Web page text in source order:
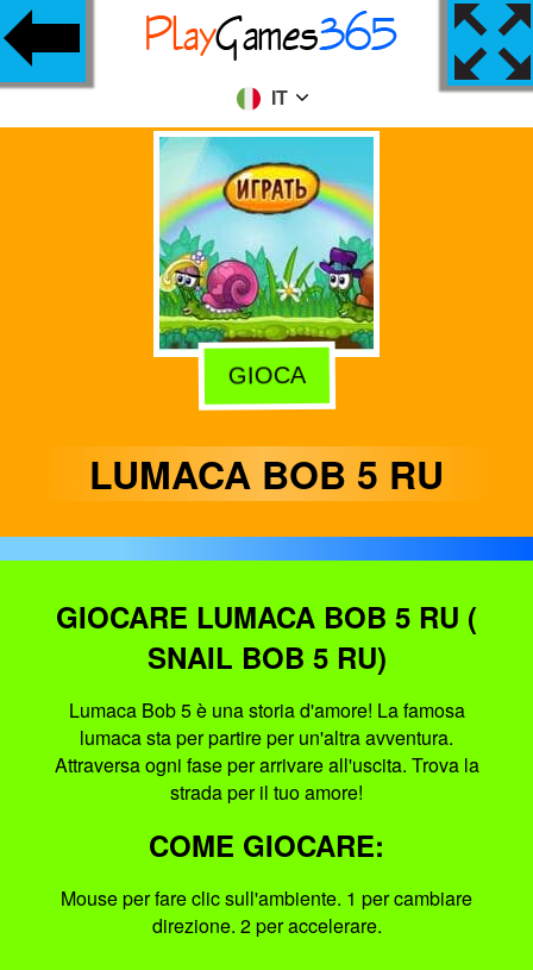
IT
GIOCA
LUMACA BOB 5 RU
GIOCARE LUMACA BOB 5 RU (
SNAIL BOB 5 RU)
Lumaca Bob 5 è una storia d'amore! La famosa
lumaca sta per partire per un'altra avventura.
Attraversa ogni fase per arrivare all'uscita. Trova la
strada per il tuo amore!
COME GIOCARE:
Mouse per fare clic sull'ambiente. 1 per cambiare
direzione. 2 per accelerare.